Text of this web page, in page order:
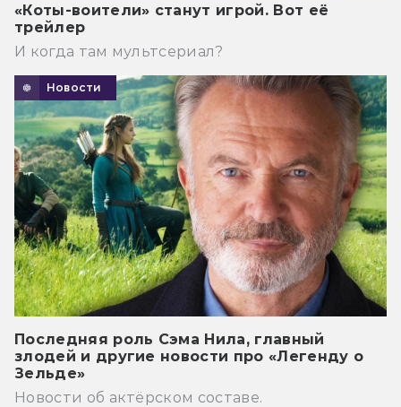
«Коты-воители» станут игрой. Вот её
трейлер
И когда там мультсериал?
Новости
Последняя роль Сэма Нила, главный
злодей и другие новости про «Легенду о
Зельде»
Новости об актёрском составе.